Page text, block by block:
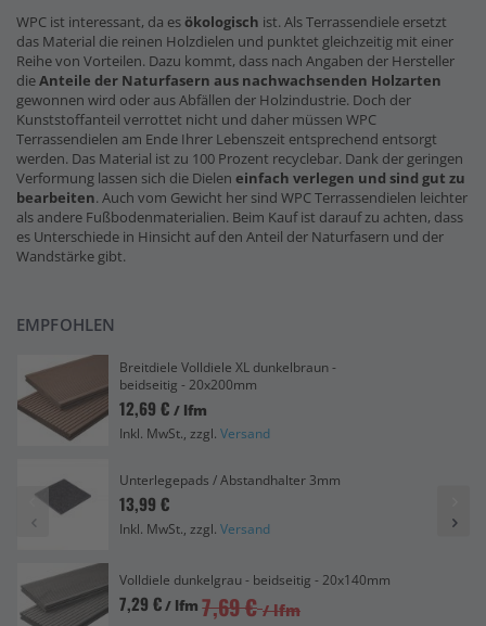
WPC ist interessant, da esökologisch ist. Als Terrassendiele ersetzt
das Material die reinen Holzdielen und punktet gleichzeitig mit einer
Reihe von Vorteilen. Dazu kommt, dass nach Angaben der Hersteller
dieAnteile der Naturfasern aus nachwachsenden Holzarten
gewonnen wird oder aus Abfällen der Holzindustrie. Doch der
Kunststoffanteil verrottet nicht und daher müssen WPC
Terrassendielen am Ende Ihrer Lebenszeit entsprechend entsorgt
werden. Das Material ist zu 100 Prozent recyclebar. Dank der geringen
Verformung lassen sich die Dielen einfach verlegen und sind gut zu
bearbeiten. Auch vom Gewicht her sind WPC Terrassendielen leichter
als andere Fußbodenmaterialien. Beim Kauf ist darauf zu achten, dass
es Unterschiede in Hinsicht auf den Anteil der Naturfasern und der
Wandstärke gibt.
EMPFOHLEN
Breitdiele Volldiele XL dunkelbraun -
beidseitig - 20x200mm
12,69 € / lfm
Inkl. MwSt., zzgl. Versand
Unterlegepads / Abstandhalter 3mm
13,99 €
Inkl. MwSt., zzgl. Versand
Volldiele dunkelgrau - beidseitig - 20x140mm
7,29 €/ lfm 7,69 € / lfm